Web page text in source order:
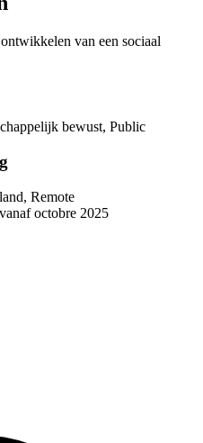
van een sociaal
bewust, Public
Remote
octobre 2025